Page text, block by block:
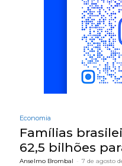
Economia
Famílias
62,5 bilhões
Anselmo Brombal - 7 de agosto